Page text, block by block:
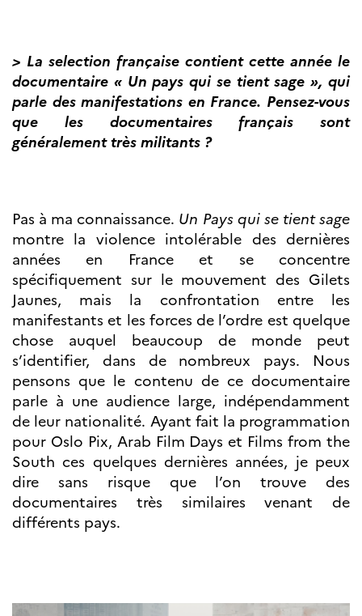
> La selection française contient cette année le
documentaire « Un pays qui se tient sage », qui
parle des manifestations en France. Pensez-vous
que les documentaires français sont
généralement très militants ?
Pas à ma connaissance. Un Pays qui se tient sage
montre la violence intolérable des dernières
années en France et se concentre
spécifiquement sur le mouvement des Gilets
Jaunes, mais la confrontation entre les
manifestants et les forces de l’ordre est quelque
chose auquel beaucoup de monde peut
s’identifier, dans de nombreux pays. Nous
pensons que le contenu de ce documentaire
parle à une audience large, indépendamment
de leur nationalité. Ayant fait la programmation
pour Oslo Pix, Arab Film Days et Films from the
South ces quelques dernières années, je peux
dire sans risque que l’on trouve des
documentaires très similaires venant de
différents pays.